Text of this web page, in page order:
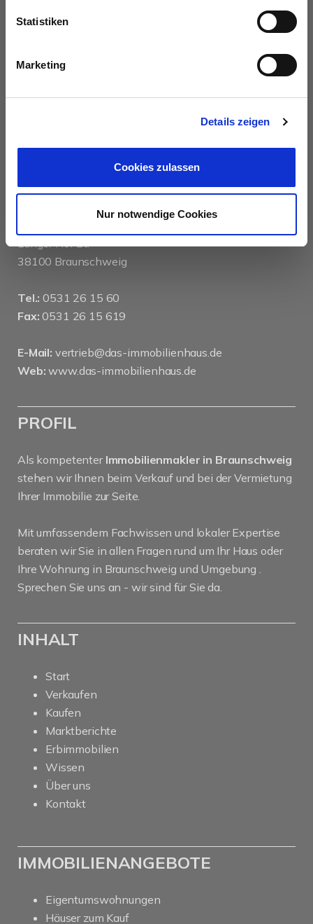
Statistiken
Marketing
Details zeigen
Cookies zulassen
Nur notwendige Cookies
das immobilienhaus oberenzer & stöcker gmbh &
Langer Hof 2d
38100 Braunschweig
Tel.: 0531 26 15 60
Fax: 0531 26 15 619
E-Mail: vertrieb@das-immobilienhaus.de
Web: www.das-immobilienhaus.de
PROFIL
Als kompetenter Immobilienmakler in Braunschweig
stehen wir Ihnen beim Verkauf und bei der Vermietung
Ihrer Immobilie zur Seite.
Mit umfassendem Fachwissen und lokaler Expertise
beraten wir Sie in allen Fragen rund um Ihr Haus oder
Ihre Wohnung in Braunschweig und Umgebung .
Sprechen Sie uns an - wir sind für Sie da.
INHALT
Start
Verkaufen
Kaufen
Marktberichte
Erbimmobilien
Wissen
Über uns
Kontakt
IMMOBILIENANGEBOTE
Eigentumswohnungen
Häuser zum Kauf